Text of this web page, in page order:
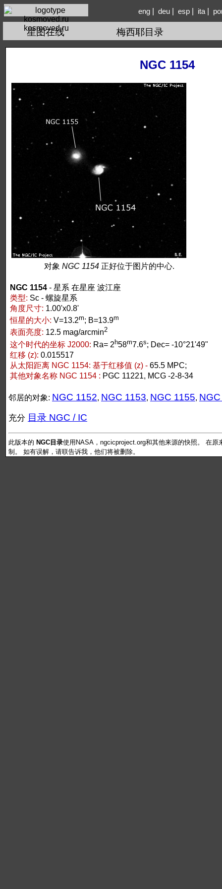
kosmoved.ru
eng| deu| esp| ita|
星图在线 梅西耶目录
NGC 1154
对象 NGC 1154正好位于图片的中心.
NGC 1154 - 星系 在星座 波江座
类型: Sc - 螺旋星系
角度尺寸: 1.00'x0.8'
恒星的大小: V=13.2m; B=13.9m
表面亮度: 12.5 mag/arcmin2
这个时代的坐标 J2000: Ra= 2 h58m7.6s; Dec= -10°21'49"
红移 (z): 0.015517
从太阳距离 NGC 1154: 基于红移值 (z) - 65.5 MPC;
其他对象名称 NGC 1154 : PGC 11221, MCG -2-8-34
邻居的对象: NGC 1152, NGC 1153, NGC 1155,
充分 目录 NGC / IC
此版本的 NGC目录使用NASA，ngcicproject.org和其他来源的快照。 在原
制。 如有误解，请联告诉我，他们将被删除。